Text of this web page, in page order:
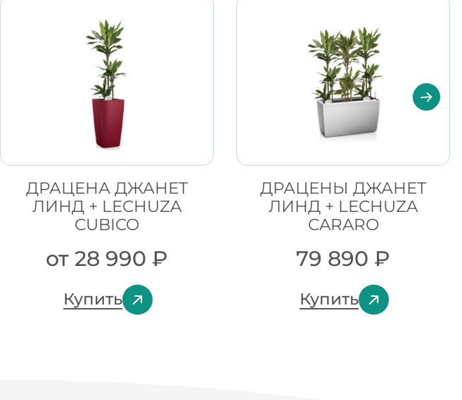
ДРАЦЕНА ДЖАНЕТ
ЛИНД + LECHUZA
CUBICO
от28 990 ₽
Купить
ДРАЦЕНЫ ДЖАНЕТ
ЛИНД + LECHUZA
CARARO
79 890 ₽
Купить